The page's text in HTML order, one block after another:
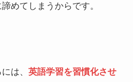
めてしまうからです。
は、 英語学習を習慣化させ